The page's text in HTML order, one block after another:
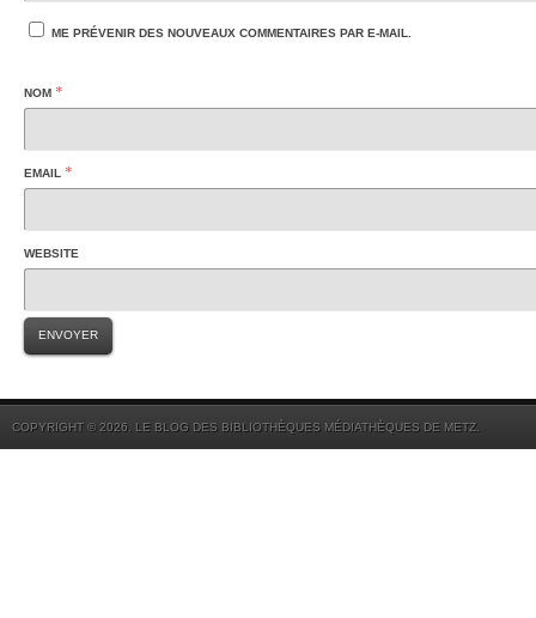
ME PRÉVENIR DES NOUVEAUX COMMENTAIRES PAR E-MAIL.
NOM *
EMAIL *
WEBSITE
COPYRIGHT © 2026. LE BLOG DES BIBLIOTHÈQUES MÉDIATHÈQUES DE METZ.